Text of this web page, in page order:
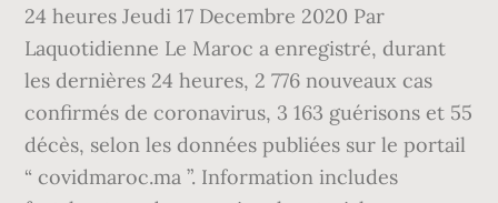
24 heures Jeudi 17 Decembre 2020 Par
Laquotidienne Le Maroc a enregistré, durant
les dernières 24 heures, 2 776 nouveaux cas
confirmés de coronavirus, 3 163 guérisons et 55
décès, selon les données publiées sur le portail
“ covidmaroc.ma ”. Information includes